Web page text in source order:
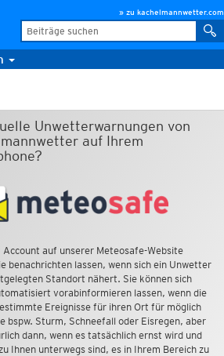
» zu kachelmannwetter.com
Unwetterwarnungen von
auf Ihrem
Account auf unserer Meteosafe-Website
benachrichten lassen, wenn sich ein Unwetter
Standort nähert. Sie können sich
vorabinformieren lassen, wenn die
Ereignisse für ihren Ort für möglich
bspw. Sturm, Schneefall oder Eisregen, aber
dann, wenn es tatsächlich ernst wird und
Ihnen unterwegs sind, es in Ihrem Bereich zu